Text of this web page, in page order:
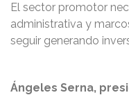
El sector promotor
administrativa y
seguir generando
Ángeles Serna,